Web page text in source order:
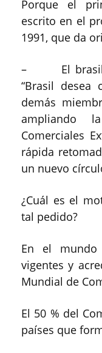
Porque el
escrito en el
1991, que da
– El
“Brasil
demás
ampliando
Comerciales
rápida
un nuevo
¿Cuál es el
tal pedido?
En el
vigentes y
Mundial de
El 50 % del
países que